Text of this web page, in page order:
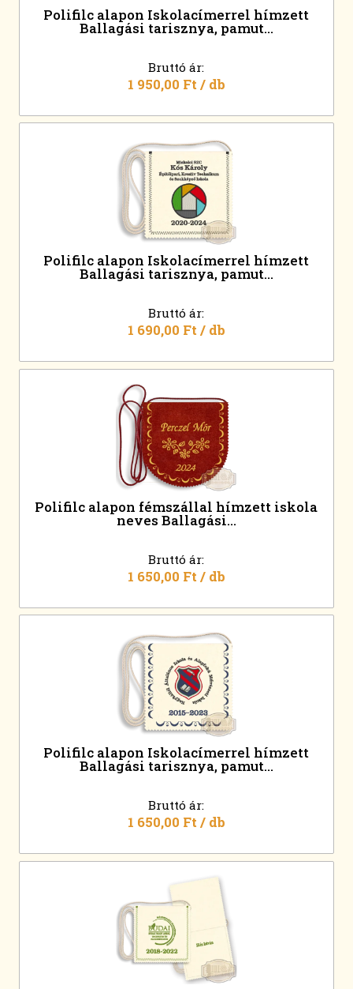
Polifilc alapon Iskolacímerrel hímzett
Ballagási tarisznya, pamut...
Bruttó ár:
1 950,00 Ft/ db
Polifilc alapon Iskolacímerrel hímzett
Ballagási tarisznya, pamut...
Bruttó ár:
1 690,00 Ft/ db
Polifilc alapon fémszállal hímzett iskola
neves Ballagási...
Bruttó ár:
1 650,00 Ft/ db
Polifilc alapon Iskolacímerrel hímzett
Ballagási tarisznya, pamut...
Bruttó ár:
1 650,00 Ft/ db